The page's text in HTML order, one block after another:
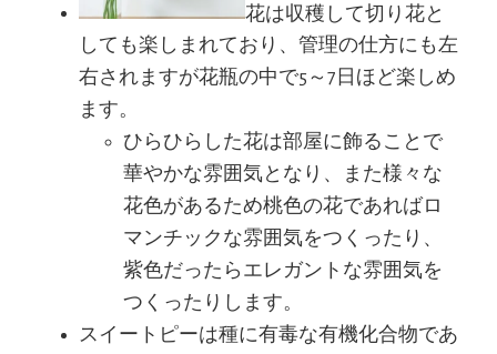
花は収穫して切り花と
しても楽しまれており、管理の仕方にも左
右されますが花瓶の中で5～7日ほど楽しめ
ます。
ひらひらした花は部屋に飾ることで
華やかな雰囲気となり、また様々な
花色があるため桃色の花であればロ
マンチックな雰囲気をつくったり、
紫色だったらエレガントな雰囲気を
つくったりします。
スイートピーは種に有毒な有機化合物であ